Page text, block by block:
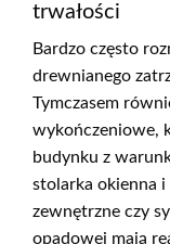
trwałości
Bardzo często
drewnianego
Tymczasem
wykończeniowe,
budynku z
stolarka okienna
zewnętrzne czy
opadowej mają